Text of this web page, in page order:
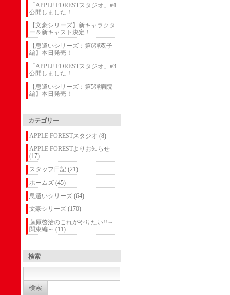
「APPLE FORESTスタジオ」#4
公開しました！
【文豪シリーズ】新キャラクタ
ー＆新キャスト決定！
【息遣いシリーズ：第6弾双子
編】本日発売！
「APPLE FORESTスタジオ」#3
公開しました！
【息遣いシリーズ：第5弾病院
編】本日発売！
カテゴリー
APPLE FORESTスタジオ (8)
APPLE FORESTよりお知らせ
(17)
スタッフ日記 (21)
ホームズ (45)
息遣いシリーズ (64)
文豪シリーズ (170)
藤原啓治のこれがやりたい!!～
関東編～ (11)
検索
検